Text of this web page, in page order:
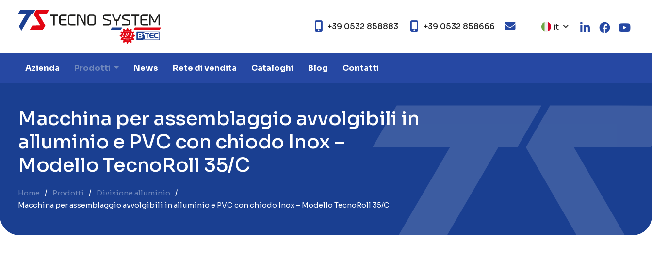
+39 0532 858883 +39 0532 858666 it
Azienda Prodotti News Rete di vendita Cataloghi Blog Contatti
Macchina per assemblaggio avvolgibili in
alluminio e PVC con chiodo Inox –
ModelloTecnoRoll 35/C
Home Prodotti
Divisione alluminio
Macchina per assemblaggio avvolgibili in alluminio e PVC con chiodo Inox – Modello TecnoRoll 35/C